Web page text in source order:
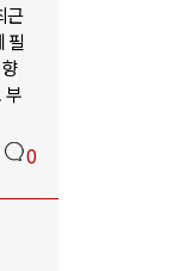
근
필
부
0